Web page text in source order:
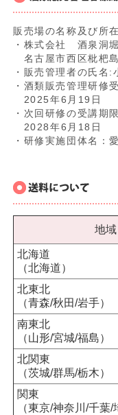
販売場の名称及び所在
・株式会社 酒泉洞
名古屋市西区枇杷
・販売管理者の氏
・酒類販売管理研修
2025年6月19日
・次回研修の受講期限
2028年6月18日
・研修実施団体名：
地域
北海道
（北海道）
北東北
（青森/秋田/岩手）
南東北
（山形/宮城/福島）
北関東
（茨城/群馬/栃木）
関東
（東京/神奈川/千葉/